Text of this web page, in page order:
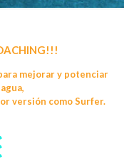
mejorar y potenciar
versión como Surfer.